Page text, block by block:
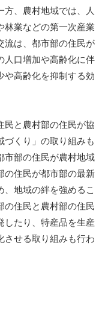
方、農村地域では、人
林業などの第一次産業
流は、都市部の住民が
人口増加や高齢化に伴
や高齢化を抑制する効
民と農村部の住民が協
づくり」の取り組みも
市部の住民が農村地域
の住民が都市部の最新
地域の絆を強めるこ
の住民と農村部の住民
したり、特産品を生産
させる取り組みも行わ